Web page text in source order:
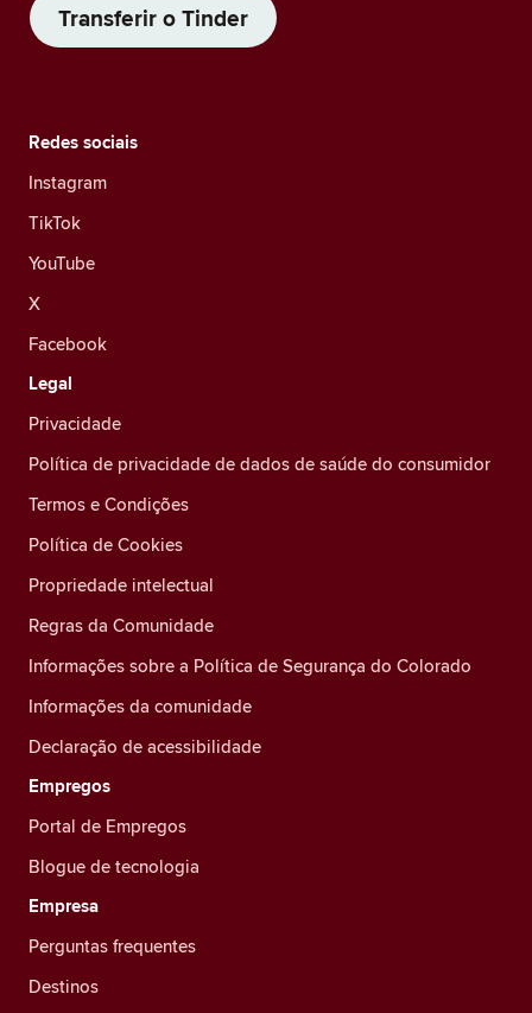
Transferir o Tinder
Redes sociais
Instagram
TikTok
YouTube
X
Facebook
Legal
Privacidade
Política de privacidade de dados de saúde do consumidor
Termos e Condições
Política de Cookies
Propriedade intelectual
Regras da Comunidade
Informações sobre a Política de Segurança do Colorado
Informações da comunidade
Declaração de acessibilidade
Empregos
Portal de Empregos
Blogue de tecnologia
Empresa
Perguntas frequentes
Destinos